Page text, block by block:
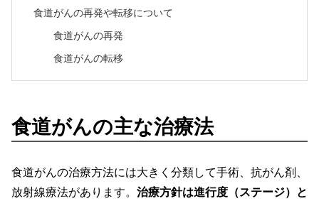
食道がんの再発や転移について
食道がんの再発
食道がんの転移
食道がんの主な治療法
食道がんの治療方法には大きく分類して手術、抗がん剤、
放射線療法があります。 治療方針は進行度（ステージ）と